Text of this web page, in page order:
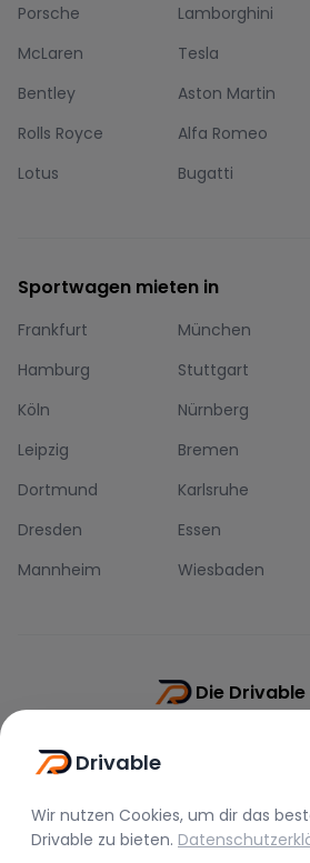
Porsche
Lamborghini
McLaren
Tesla
Bentley
Aston Martin
Rolls Royce
Alfa Romeo
Lotus
Bugatti
Sportwagen mieten in
Frankfurt München
Hamburg
Stuttgart
Köln
Nürnberg
Leipzig
Bremen
Dortmund
Karlsruhe
Dresden
Essen
Mannheim
Wiesbaden
Die
Drivable
Wir nutzen Cookies, um dir das
Drivable zu bieten.